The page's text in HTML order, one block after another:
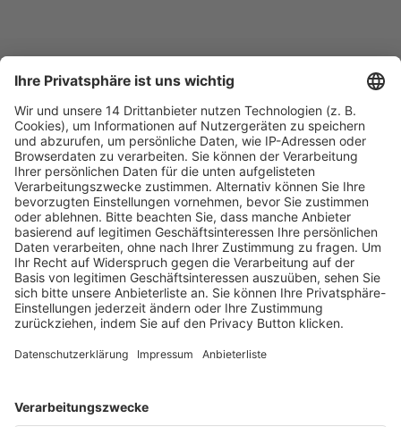
Fachmedien Recht und Wirtschaft
Ein Fachbereich der
dfv Mediengruppe
Mainzer Landstr. 251
60326 Frankfurt am Main
E-Mail:info@ruw.de
Web:https://www.ruw.de
AGB